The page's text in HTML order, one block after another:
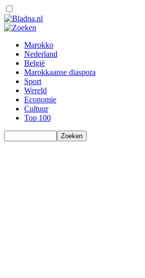
Marokko
Nederland
België
Marokkaanse diaspora
Sport
Wereld
Economie
Cultuur
Top 100